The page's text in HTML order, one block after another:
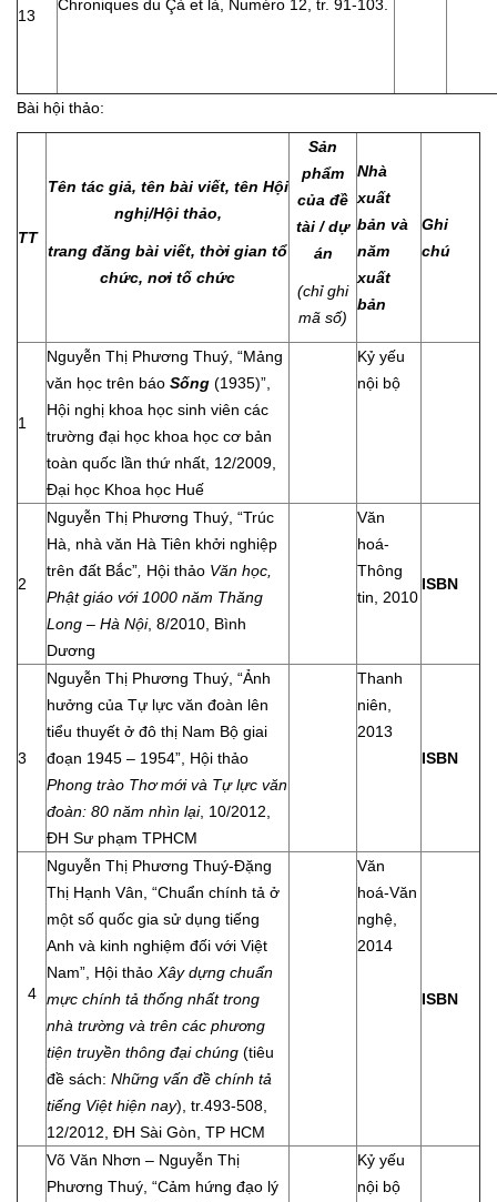
13
Chroniques du Çà et là, Numéro 12, tr. 91-103.
Bài hội thảo:
TT
Tên tác giả, tên bài viết, tên Hội
nghị/Hội thảo,
trang đăng bài viết, thời gian tổ
chức, nơi tố chức
Sản
phẩm
của đề
tài / dự
án
(chỉ ghi
mã số)
Nhà
xuất
bản và
năm
xuất
bản
Ghi
chú
1
Nguyễn Thị Phương Thuý, “Mảng
văn học trên báo Sống (1935)”,
Hội nghị khoa học sinh viên các
trường đại học khoa học cơ bản
toàn quốc lần thứ nhất, 12/2009,
Đại học Khoa học Huế
Kỷ yếu
nội bộ
2
Nguyễn Thị Phương Thuý, “Trúc
Hà, nhà văn Hà Tiên khởi nghiệp
trên đất Bắc” Hội thảo Văn học,
Phật giáo với 1000 năm Thăng
Long – Hà Nội, 8/2010, Bình
Dương
Văn
hoá-
Thông
tin, 2010
ISBN
3
Nguyễn Thị Phương Thuý, “Ảnh
hưởng của Tự lực văn đoàn lên
tiểu thuyết ở đô thị Nam Bộ giai
đoạn 1945 – 1954”, Hội thảo
Phong trào Thơ mới và Tự lực văn
đoàn: 80 năm nhìn lại, 10/2012,
ĐH Sư phạm TPHCM
Thanh
niên,
2013
ISBN
4
Nguyễn Thị Phương Thuý-Đặng
Thị Hạnh Vân, “Chuẩn chính tả ở
một số quốc gia sử dụng tiếng
Anh và kinh nghiệm đối với Việt
Nam”, Hội thảo Xây dựng chuẩn
mực chính tả thống nhất trong
nhà trường và trên các phương
tiện truyền thông đại chúng (tiêu
đề sách: Những vấn đề chính tả
tiếng Việt hiện nay), tr.493-508,
12/2012, ĐH Sài Gòn, TP HCM
Văn
hoá-Văn
nghệ,
2014
ISBN
Võ Văn Nhơn – Nguyễn Thị
Phương Thuý, “Cảm hứng đạo lý
Kỷ yếu
nội bộ